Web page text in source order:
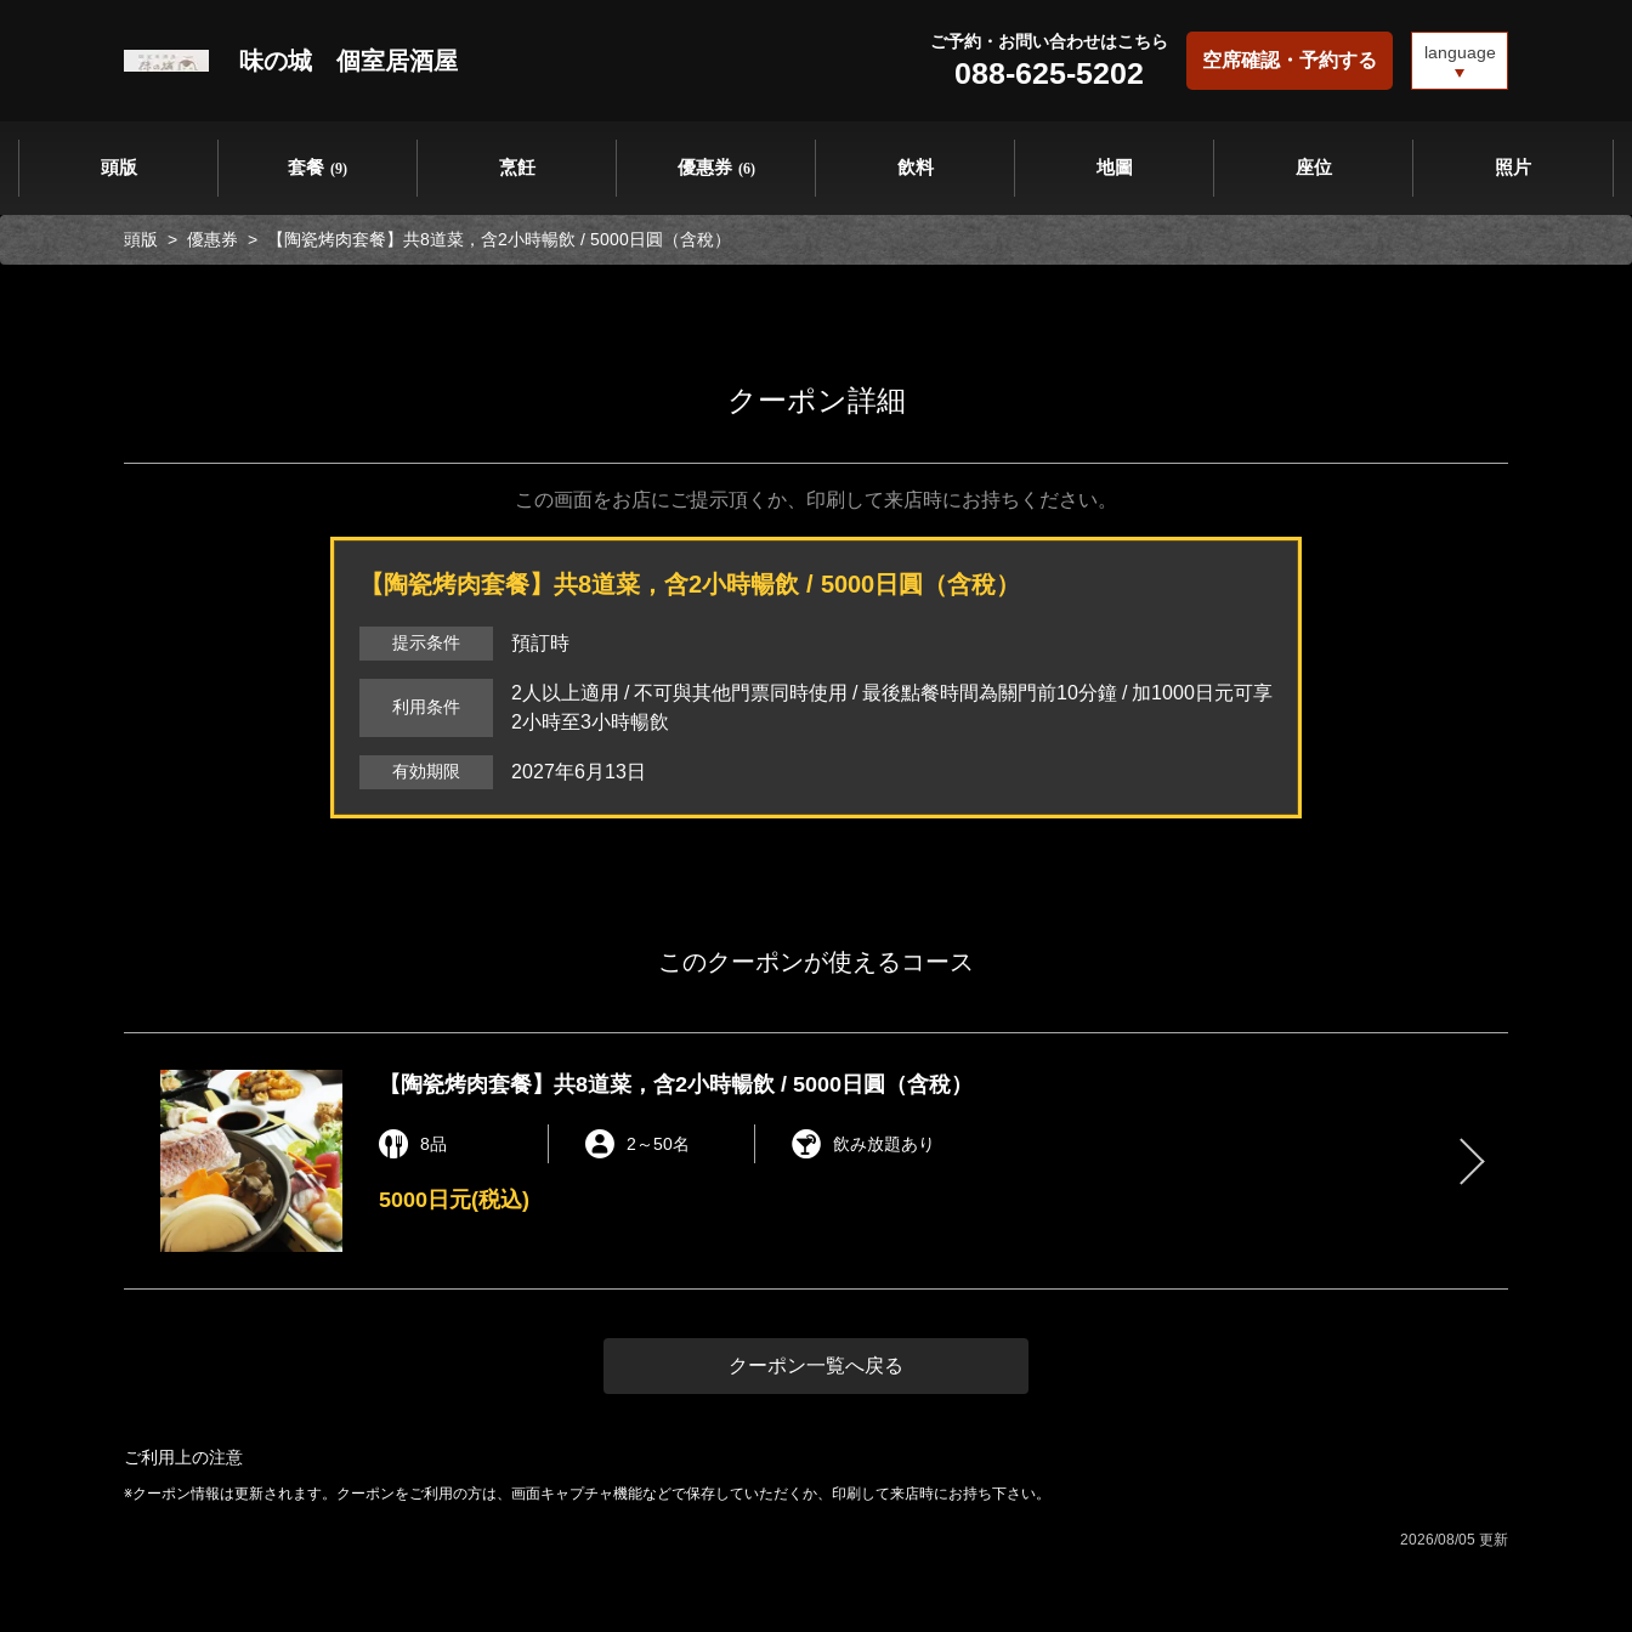
味の城 個室居酒屋
ご予約・お問い合わせはこちら
088-625-5202 空席確認・予約する language
頭版 套餐 (9) 烹飪 優惠券 (6) 飲料 地圖 座位 照片
頭版 優惠券 【陶瓷烤肉套餐】共8道菜，含2小時暢飲 / 5000日圓（含稅）
クーポン詳細
この画面をお店にご提示頂くか、印刷して来店時にお持ちください。
【陶瓷烤肉套餐】共8道菜，含2小時暢飲 / 5000日圓（含稅）
提示条件 預訂時
利用条件
2人以上適用 / 不可與其他門票同時使用 / 最後點餐時間為關門前10分鐘 / 加1000日元可享
2小時至3小時暢飲
有効期限 2027年6月13日
このクーポンが使えるコース
【陶瓷烤肉套餐】共8道菜，含2小時暢飲 / 5000日圓（含稅）
8品 2 ～50名 飲み放題あり
5000日元(税込)
クーポン一覧へ戻る
ご利用上の注意
クーポン情報は更新されます。クーポンをご利用の方は、画面キャプチャ機能などで保存していただくか、印刷して来店時にお持ち下さい。
2026/08/05 更新